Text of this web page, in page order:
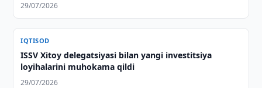
29/07/2026
IQTISOD
ISSV Xitoy delegatsiyasi bilan yangi investitsiya
loyihalarini muhokama qildi
29/07/2026